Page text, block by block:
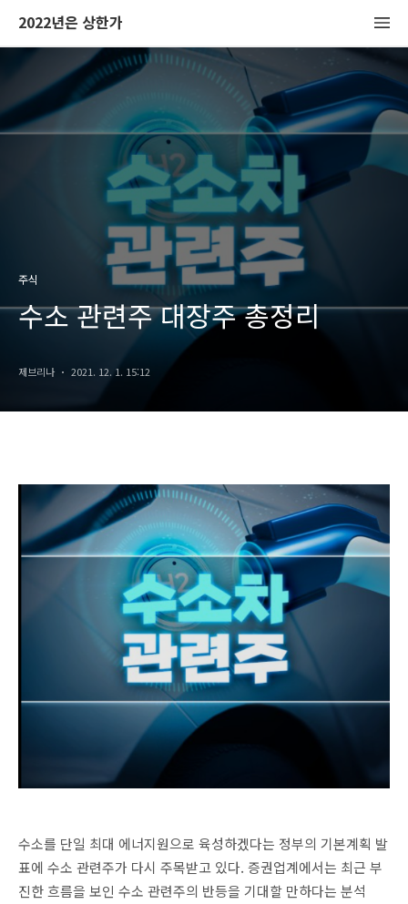
2022년은 상한가
주식
수소 관련주 대장주 총정리
제브리나 2021. 12. 1. 15:12
수소를 단일 최대 에너지원으로 육성하겠다는 정부의 기본계획 발
표에 수소 관련주가 다시 주목받고 있다. 증권업계에서는 최근 부
진한 흐름을 보인 수소 관련주의 반등을 기대할 만하다는 분석